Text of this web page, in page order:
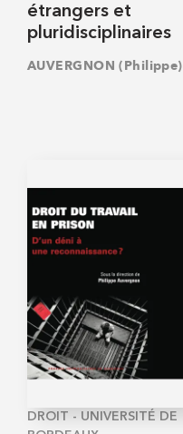
étrangers et
pluridisciplinaires
AUVERGNON (Philippe)
DROIT - UNIVERSITÉ DE